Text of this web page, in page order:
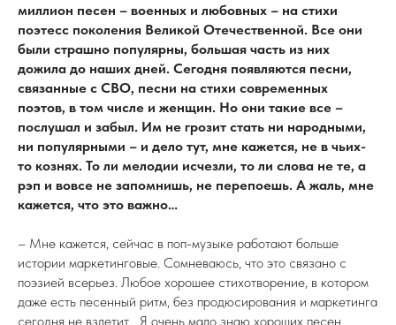
миллион песен – военных и любовных – на стихи
поэтесс поколения Великой Отечественной. Все они
были страшно популярны, большая часть из них
дожила до наших дней. Сегодня появляются песни,
связанные с СВО, песни на стихи современных
поэтов, в том числе и женщин. Но они такие все –
послушал и забыл. Им не грозит стать ни народными,
ни популярными – и дело тут, мне кажется, не в чьих-
то кознях. То ли мелодии исчезли, то ли слова не те, а
рэп и вовсе не запомнишь, не перепоешь. А жаль, мне
кажется, что это важно…
– Мне кажется, сейчас в поп-музыке работают больше
истории маркетинговые. Сомневаюсь, что это связано с
поэзией всерьез. Любое хорошее стихотворение, в котором
даже есть песенный ритм, без продюсирования и маркетинга
сегодня не взлетит… Я очень мало знаю хороших песен,